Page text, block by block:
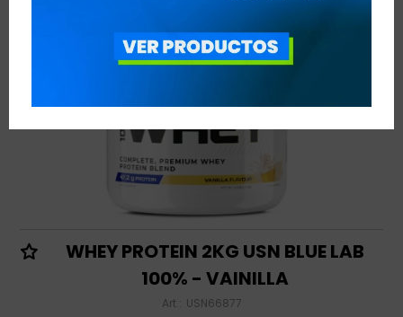
WHEY PROTEIN 2KG USN BLUE LAB
100% - VAINILLA
USN66877